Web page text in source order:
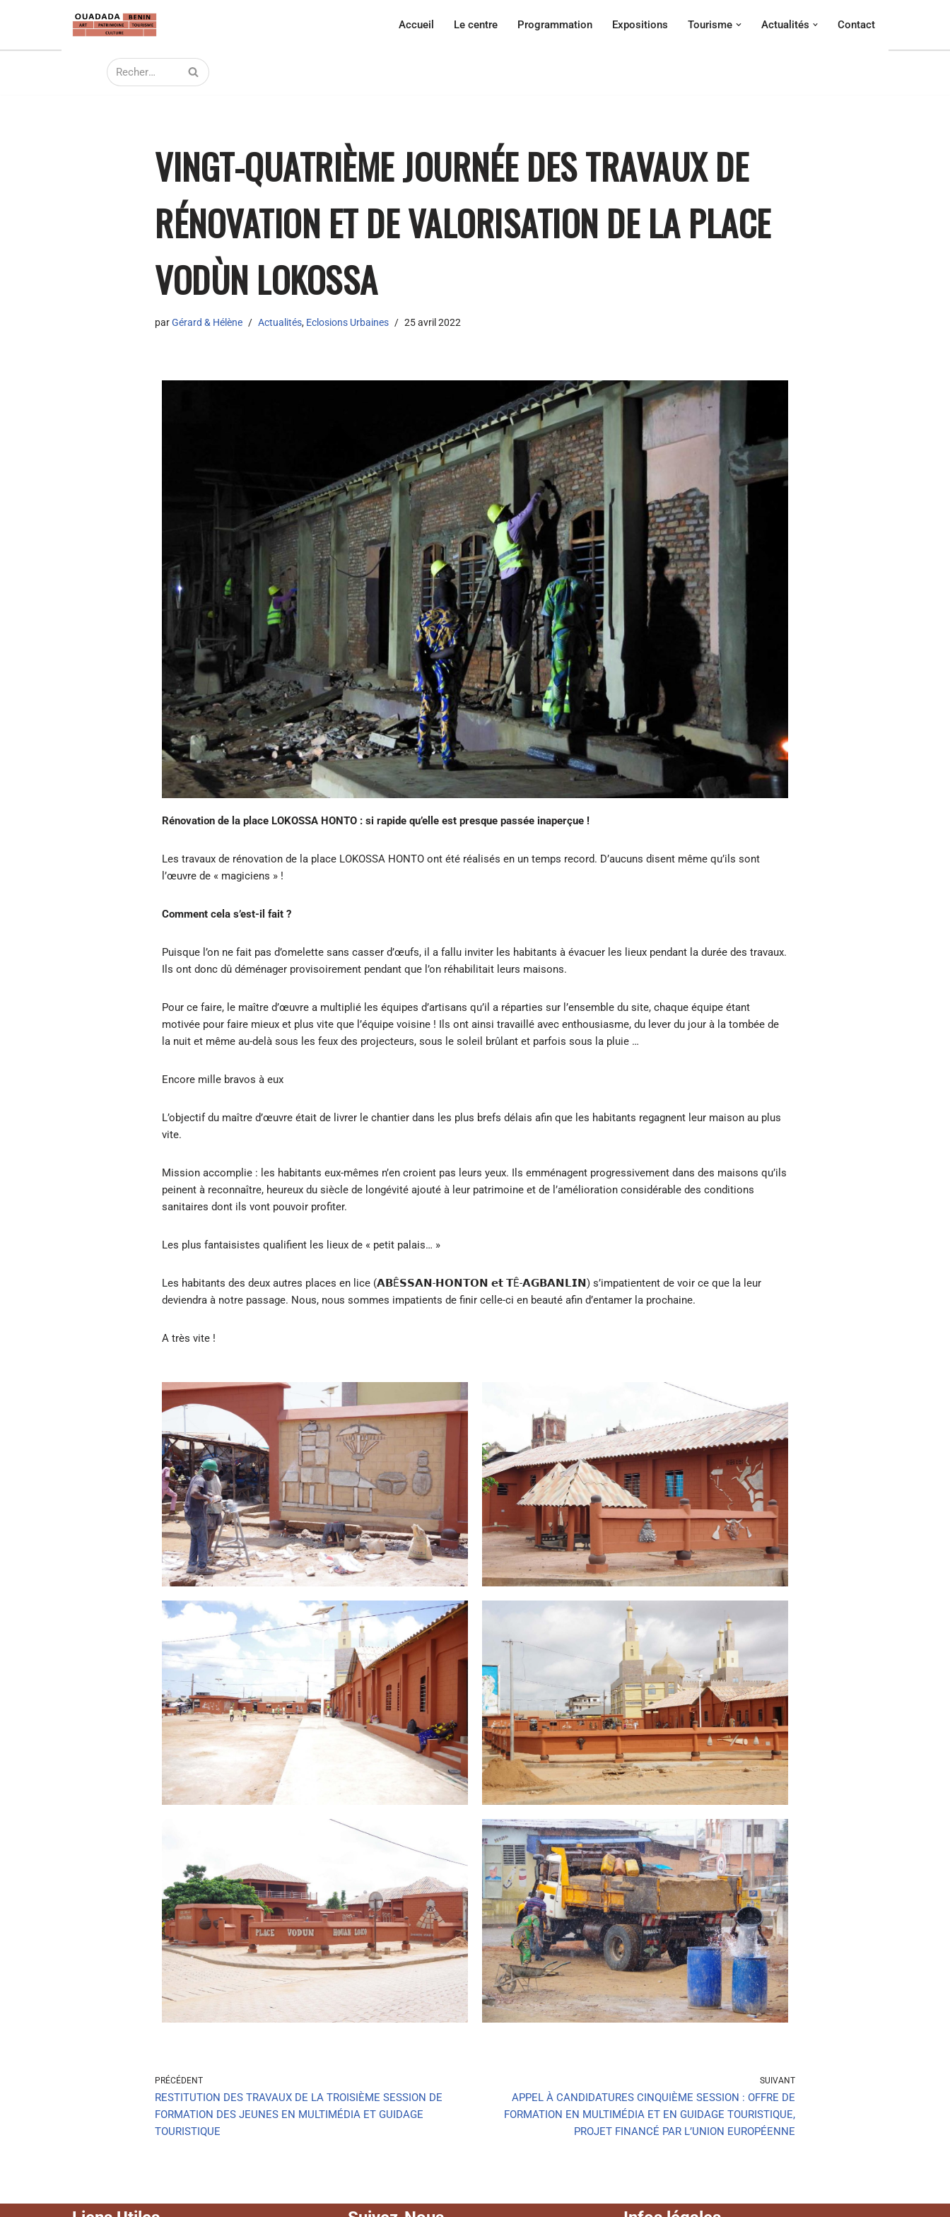
au
Accueil Le centre Programmation Expositions Tourisme Actualités Contact
VINGT-QUATRIÈME JOURNÉE DES TRAVAUX DE
RÉNOVATION ET DE VALORISATION DE LA PLACE
VODÙN LOKOSSA
parGérard & Hélène Actualités, Eclosions Urbaines 25 avril 2022
Rénovation de la place LOKOSSA HONTO : si rapide qu’elle est presque passée inaperçue !
Les travaux de rénovation de la place LOKOSSA HONTO ont été réalisés en un temps record. D’aucuns disent même qu’ils sont
l’œuvre de « magiciens » !
Comment cela s’est-il fait ?
Puisque l’on ne fait pas d’omelette sans casser d’œufs, il a fallu inviter les habitants à évacuer les lieux pendant la durée des travaux.
Ils ont donc dû déménager provisoirement pendant que l’on réhabilitait leurs maisons.
Pour ce faire, le maître d’œuvre a multiplié les équipes d’artisans qu’il a réparties sur l’ensemble du site, chaque équipe étant
motivée pour faire mieux et plus vite que l’équipe voisine ! Ils ont ainsi travaillé avec enthousiasme, du lever du jour à la tombée de
la nuit et même au-delà sous les feux des projecteurs, sous le soleil brûlant et parfois sous la pluie …
Encore mille bravos à eux
L’objectif du maître d’œuvre était de livrer le chantier dans les plus brefs délais afin que les habitants regagnent leur maison au plus
vite.
Mission accomplie : les habitants eux-mêmes n’en croient pas leurs yeux. Ils emménagent progressivement dans des maisons qu’ils
peinent à reconnaître, heureux du siècle de longévité ajouté à leur patrimoine et de l’amélioration considérable des conditions
sanitaires dont ils vont pouvoir profiter.
Les plus fantaisistes qualifient les lieux de « petit palais… »
Les habitants des deux autres places en lice (𝗔𝗕Ê𝗦𝗦𝗔𝗡-𝗛𝗢𝗡𝗧𝗢𝗡 𝗲𝘁 𝗧Ê-𝗔𝗚𝗕𝗔𝗡𝗟𝗜𝗡) s’impatientent de voir ce que la leur
deviendra à notre passage. Nous, nous sommes impatients de finir celle-ci en beauté afin d’entamer la prochaine.
A très vite !
PRÉCÉDENT
RESTITUTION DES TRAVAUX DE LA TROISIÈME SESSION DE
FORMATION DES JEUNES EN MULTIMÉDIA ET GUIDAGE
TOURISTIQUE
SUIVANT
APPEL À CANDIDATURES CINQUIÈME SESSION : OFFRE DE
FORMATION EN MULTIMÉDIA ET EN GUIDAGE TOURISTIQUE,
PROJET FINANCÉ PAR L’UNION EUROPÉENNE